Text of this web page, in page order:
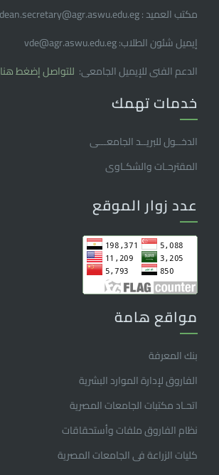
مكتب العميد : dean.secretary@agr.aswu.edu.eg
إيميل شئون الطلاب: vde@agr.aswu.edu.eg
الدعم الفنى للإيميل الجامعى: للتواصل إضغط هنا
خدمات تهمك
الدخــول للبريــد الجامعـــى
المقترحـات والشكـاوى
عدد زوار الموقع
مواقع هامة
بنك المعرفة
الفاروق ﻹدارة الموارد البشرية
اتحـاد مكتبات الجامعات المصرية
نظام الفاروق ملفات وأستحقاقات
كليات الزراعة فى الجامعات المصرية